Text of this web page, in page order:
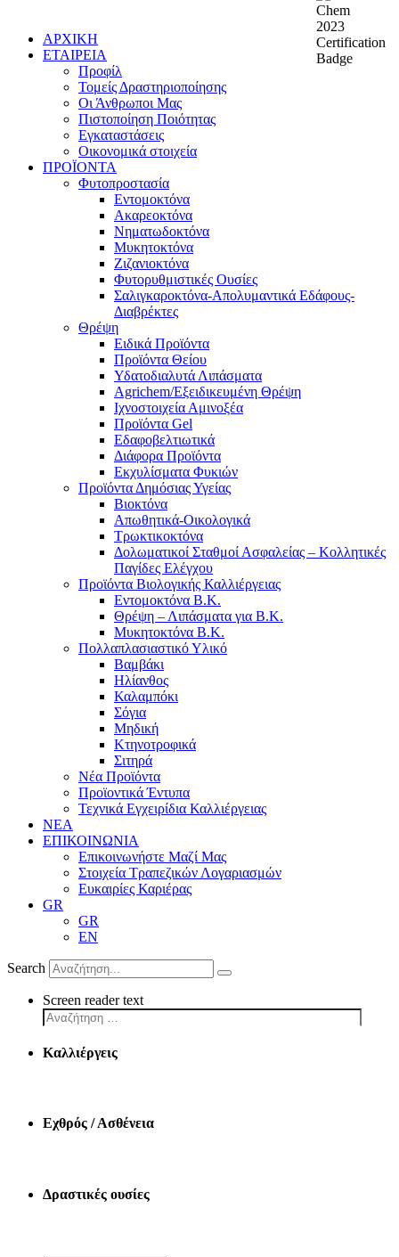
ΑΡΧΙΚΗ
ΕΤΑΙΡΕΙΑ
Προφίλ
Τομείς Δραστηριοποίησης
Οι Άνθρωποι Μας
Πιστοποίηση Ποιότητας
Εγκαταστάσεις
Οικονομικά στοιχεία
ΠΡΟΪΟΝΤΑ
Φυτοπροστασία
Εντομοκτόνα
Ακαρεοκτόνα
Νηματωδοκτόνα
Μυκητοκτόνα
Ζιζανιοκτόνα
Φυτορυθμιστικές Ουσίες
Σαλιγκαροκτόνα-Απολυμαντικά Εδάφους-
Διαβρέκτες
Θρέψη
Ειδικά Προϊόντα
Προϊόντα Θείου
Υδατοδιαλυτά Λιπάσματα
Agrichem/Εξειδικευμένη Θρέψη
Ιχνοστοιχεία Αμινοξέα
Προϊόντα Gel
Εδαφοβελτιωτικά
Διάφορα Προϊόντα
Εκχυλίσματα Φυκιών
Προϊόντα Δημόσιας Υγείας
Βιοκτόνα
Απωθητικά-Οικολογικά
Τρωκτικοκτόνα
Δολωματικοί Σταθμοί Ασφαλείας – Κολλητικές
Παγίδες Ελέγχου
Προϊόντα Βιολογικής Καλλιέργειας
Εντομοκτόνα Β.Κ.
Θρέψη – Λιπάσματα για Β.Κ.
Μυκητοκτόνα Β.Κ.
Πολλαπλασιαστικό Υλικό
Βαμβάκι
Ηλίανθος
Καλαμπόκι
Σόγια
Μηδική
Κτηνοτροφικά
Σιτηρά
Νέα Προϊόντα
Προϊοντικά Έντυπα
Τεχνικά Εγχειρίδια Καλλιέργειας
ΝΕΑ
ΕΠΙΚΟΙΝΩΝΙΑ
Επικοινωνήστε Μαζί Μας
Στοιχεία Τραπεζικών Λογαριασμών
Ευκαιρίες Καριέρας
GR
GR
EN
Search
Screen reader text
Καλλιέργεις
Εχθρός / Ασθένεια
Δραστικές ουσίες